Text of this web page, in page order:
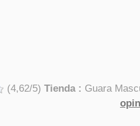
(4,62/5) Tienda : Guara